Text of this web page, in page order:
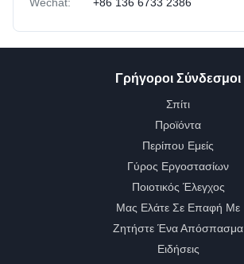
Γρήγοροι Σύνδεσμοι
Σπίτι
Προϊόντα
Περίπου Εμείς
Γύρος Εργοστασίων
Ποιοτικός Έλεγχος
Μας Ελάτε Σε Επαφή Με
Ζητήστε Ένα Απόσπασμα
Ειδήσεις